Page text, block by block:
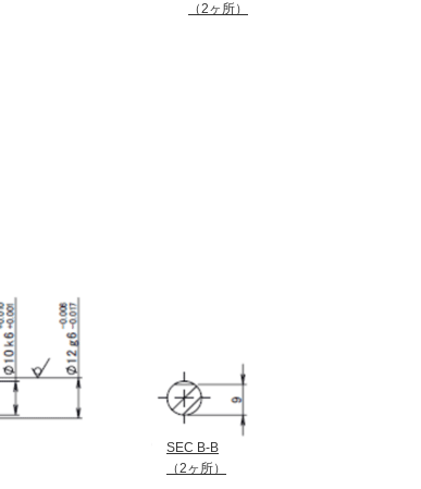
（2ヶ所）
SEC B-B
（2ヶ所）